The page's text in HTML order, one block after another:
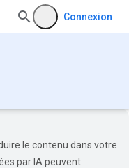
Connexion
le contenu dans votre
par IA peuvent